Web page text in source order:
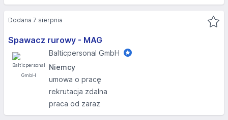
Spawacz rurowy - MAG
Balticpersonal GmbH
Niemcy
umowa o pracę
rekrutacja zdalna
praca od zaraz
Dodana 7 sierpnia